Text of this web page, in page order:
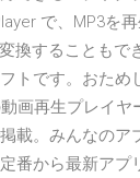
で、MP3を
換することもで
トです。おため
画再生プレイヤ
載。みんなのア
番から最新アプ